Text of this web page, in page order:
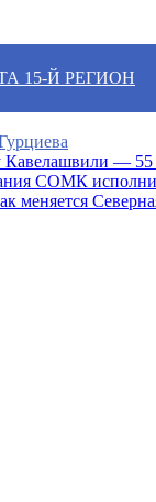
15-Й РЕГИОН
Кавелашвили — 55